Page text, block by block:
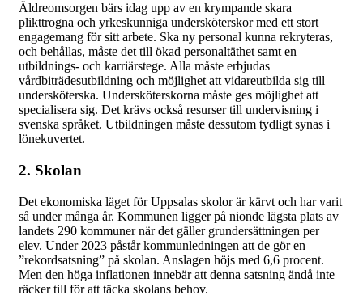
Äldreomsorgen bärs idag upp av en krympande skara
plikttrogna och yrkeskunniga undersköterskor med ett stort
engagemang för sitt arbete. Ska ny personal kunna rekryteras,
och behållas, måste det till ökad personaltäthet samt en
utbildnings- och karriärstege. Alla måste erbjudas
vårdbiträdesutbildning och möjlighet att vidareutbilda sig till
undersköterska. Undersköterskorna måste ges möjlighet att
specialisera sig. Det krävs också resurser till undervisning i
svenska språket. Utbildningen måste dessutom tydligt synas i
lönekuvertet.
2. Skolan
Det ekonomiska läget för Uppsalas skolor är kärvt och har varit
så under många år. Kommunen ligger på nionde lägsta plats av
landets 290 kommuner när det gäller grundersättningen per
elev. Under 2023 påstår kommunledningen att de gör en
”rekordsatsning” på skolan. Anslagen höjs med 6,6 procent.
Men den höga inflationen innebär att denna satsning ändå inte
räcker till för att täcka skolans behov.